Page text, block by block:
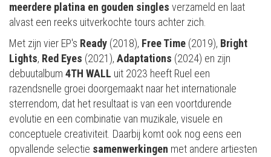
meerdere platina en gouden singles verzameld en laat
alvast een reeks uitverkochte tours achter zich.
Met zijn vier EP's Ready (2018), Free Time (2019), Bright
Lights, Red Eyes (2021), Adaptations (2024) en zijn
debuutalbum 4TH WALL uit 2023 heeft Ruel een
razendsnelle groei doorgemaakt naar het internationale
sterrendom, dat het resultaat is van een voortdurende
evolutie en een combinatie van muzikale, visuele en
conceptuele creativiteit. Daarbij komt ook nog eens een
opvallende selectie samenwerkingen met andere artiesten